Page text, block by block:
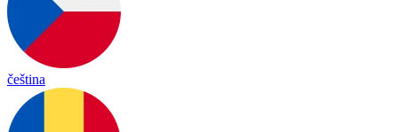
čeština